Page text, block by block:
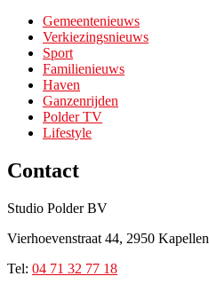
Gemeentenieuws
Verkiezingsnieuws
Sport
Familienieuws
Haven
Ganzenrijden
Polder TV
Lifestyle
Contact
Studio Polder BV
Vierhoevenstraat 44, 2950 Kapellen
Tel: 04 71 32 77 18